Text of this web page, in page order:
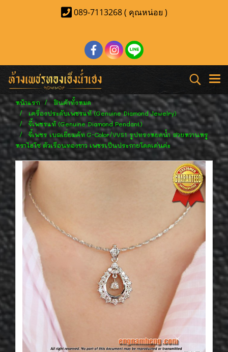
089-7113268 ( คุณหน่อย )
หน้าแรก
สินค้าทั้งหมด
เครื่องประดับเพชรแท้ (Genuine Diamond Jewelry)
จี้เพชรแท้ (Genuine Diamond Pendant)
จี้เพชร เบลเยี่ยมคัท G-Color/VVS1 รูปทรงหยดน้ำ สวยหวานหรู
หราไฮโซ ตัวเรือนทองขาว เพชรเป็นประกายโดดเด่นค่ะ